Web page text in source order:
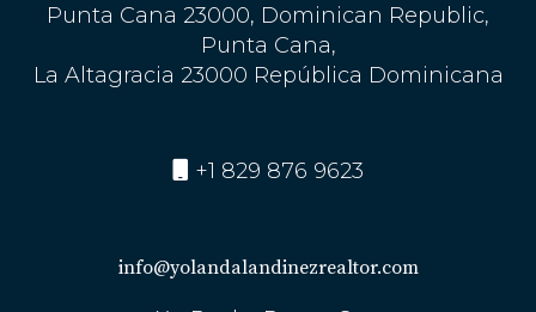
¿Cuáles son los costos adicionales asociados
Además del precio inicial, debes considerar costos como
Sí, muchos propietarios optan por alquilar sus
Punta Cana 23000, Dominican Republic,
Punta Cana,
La Altagracia 23000 República Dominicana
+1 829 876 9623
info@yolandalandinezrealtor.com